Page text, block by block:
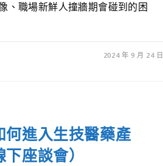
、職場新鮮人撞牆期會碰到的困
2024 年 9 月 24 日
何進入生技醫藥產
座談會）